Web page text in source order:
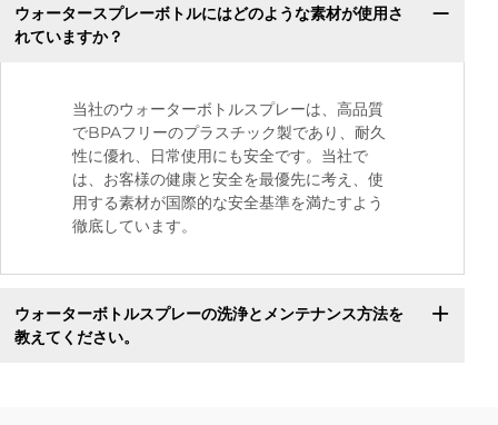
ウォータースプレーボトルにはどのような素材が使用さ
れていますか？
当社のウォーターボトルスプレーは、高品質
でBPAフリーのプラスチック製であり、耐久
性に優れ、日常使用にも安全です。当社で
は、お客様の健康と安全を最優先に考え、使
用する素材が国際的な安全基準を満たすよう
徹底しています。
ウォーターボトルスプレーの洗浄とメンテナンス方法を
教えてください。